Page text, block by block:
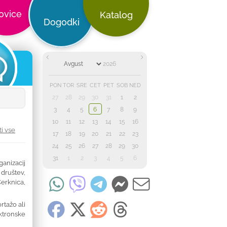
Dogodki
Katalog
vse
ali
PON TOR SRE ČET PET SOB NED
27 28 29 30 31 1
2
3
4 5 6 7 8
9
10
11 12 13 14 15
16
17
18 19 20 21 22
23
24
25 26 27 28 29
30
31
1 2 3 4 5 6